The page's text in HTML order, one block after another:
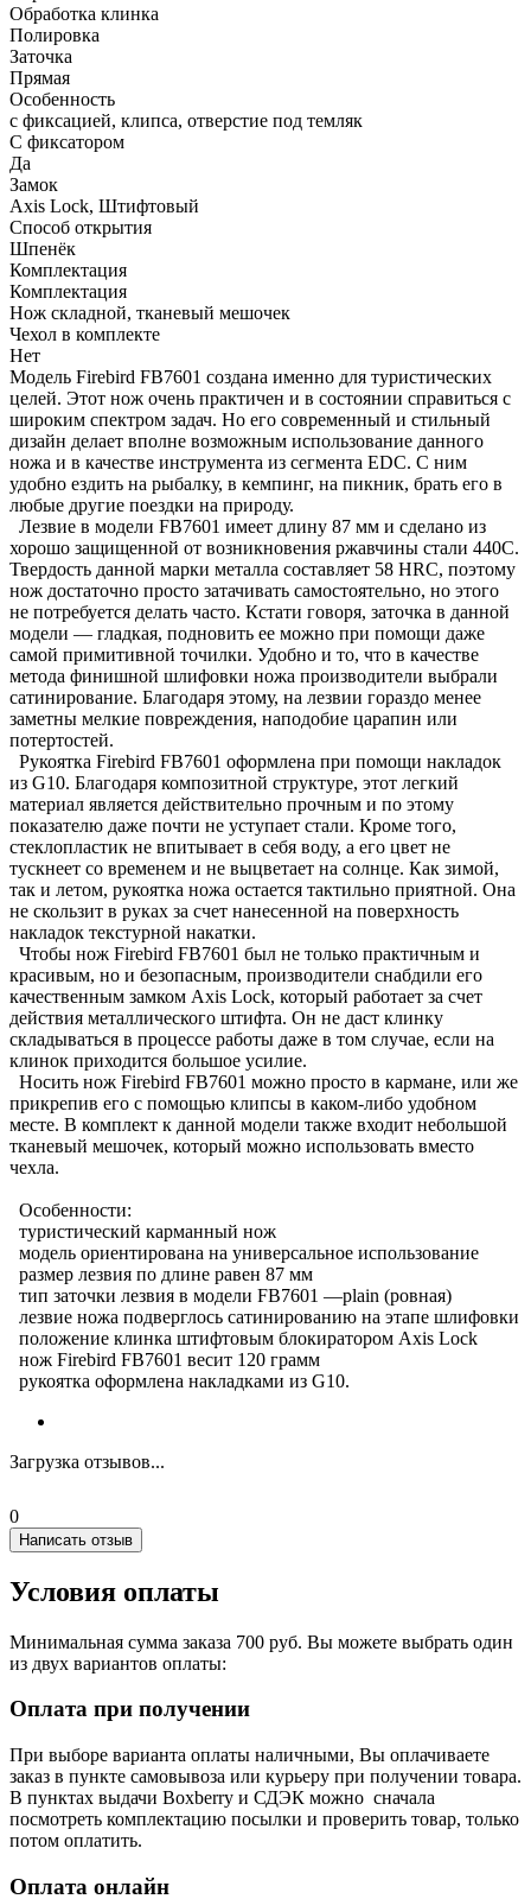
Обработка клинка
Полировка
Заточка
Прямая
Особенность
с фиксацией, клипса, отверстие под темляк
С фиксатором
Да
Замок
Axis Lock, Штифтовый
Способ открытия
Шпенёк
Комплектация
Комплектация
Нож складной, тканевый мешочек
Чехол в комплекте
Нет
Модель Firebird FB7601 создана именно для туристических
целей. Этот нож очень практичен и в состоянии справиться с
широким спектром задач. Но его современный и стильный
дизайн делает вполне возможным использование данного
ножа и в качестве инструмента из сегмента EDC. С ним
удобно ездить на рыбалку, в кемпинг, на пикник, брать его в
любые другие поездки на природу.
Лезвие в модели FB7601 имеет длину 87 мм и сделано из
хорошо защищенной от возникновения ржавчины стали 440С.
Твердость данной марки металла составляет 58 HRC, поэтому
нож достаточно просто затачивать самостоятельно, но этого
не потребуется делать часто. Кстати говоря, заточка в данной
модели — гладкая, подновить ее можно при помощи даже
самой примитивной точилки. Удобно и то, что в качестве
метода финишной шлифовки ножа производители выбрали
сатинирование. Благодаря этому, на лезвии гораздо менее
заметны мелкие повреждения, наподобие царапин или
потертостей.
Рукоятка Firebird FB7601 оформлена при помощи накладок
из G10. Благодаря композитной структуре, этот легкий
материал является действительно прочным и по этому
показателю даже почти не уступает стали. Кроме того,
стеклопластик не впитывает в себя воду, а его цвет не
тускнеет со временем и не выцветает на солнце. Как зимой,
так и летом, рукоятка ножа остается тактильно приятной. Она
не скользит в руках за счет нанесенной на поверхность
накладок текстурной накатки.
Чтобы нож Firebird FB7601 был не только практичным и
красивым, но и безопасным, производители снабдили его
качественным замком Axis Lock, который работает за счет
действия металлического штифта. Он не даст клинку
складываться в процессе работы даже в том случае, если на
клинок приходится большое усилие.
Носить нож Firebird FB7601 можно просто в кармане, или же
прикрепив его с помощью клипсы в каком-либо удобном
месте. В комплект к данной модели также входит небольшой
тканевый мешочек, который можно использовать вместо
чехла.
Особенности:
туристический карманный нож
модель ориентирована на универсальное использование
размер лезвия по длине равен 87 мм
тип заточки лезвия в модели FB7601 —plain (ровная)
лезвие ножа подверглось сатинированию на этапе шлифовки
положение клинка штифтовым блокиратором Axis Lock
нож Firebird FB7601 весит 120 грамм
рукоятка оформлена накладками из G10.
Загрузка отзывов...
0
Написать отзыв
Условия оплаты
Минимальная сумма заказа 700 руб. Вы можете выбрать один
из двух вариантов оплаты:
Оплата при получении
При выборе варианта оплаты наличными, Вы оплачиваете
заказ в пункте самовывоза или курьеру при получении товара.
В пунктах выдачи Boxberry и СДЭК можно сначала
посмотреть комплектацию посылки и проверить товар, только
потом оплатить.
Оплата онлайн